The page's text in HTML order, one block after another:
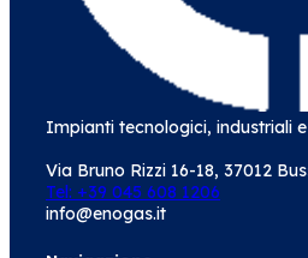
Impianti tecnologici, industriali
Via Bruno Rizzi 16-18, 37012
Tel: +39 045 608 1206
info@enogas.it